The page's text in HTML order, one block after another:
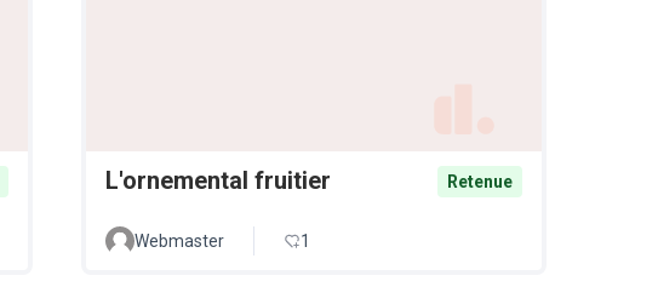
L'ornemental fruitier Retenue
Webmaster 1